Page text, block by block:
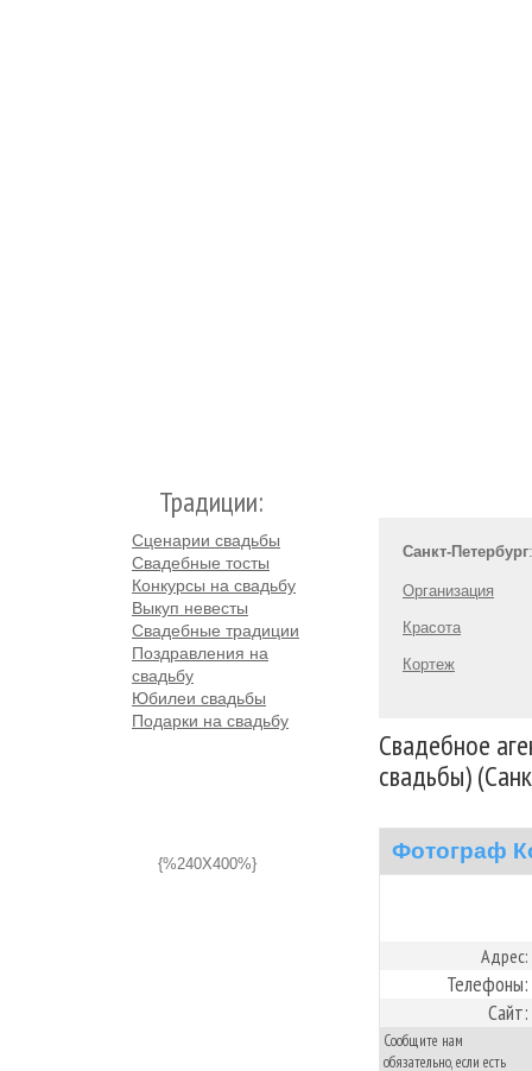
Традиции:
Сценарии свадьбы
Свадебные тосты
Конкурсы на свадьбу
Выкуп невесты
Свадебные традиции
Поздравления на
свадьбу
Юбилеи свадьбы
Подарки на свадьбу
{%240X400%}
Санкт-Петербург
Организация
Красота
Кортеж
Свадебное
свадьбы)
Фотограф
Адрес:
Телефоны:
Сайт:
Сообщите нам
обязательно, если есть